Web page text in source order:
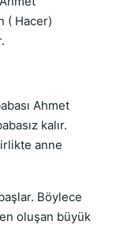
( Hacer)
Ahmet
kalır.
anne
Böylece
oluşan büyük